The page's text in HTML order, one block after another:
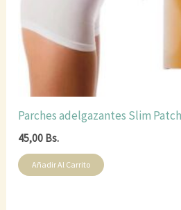
Parches adelgazantes Slim Patch
45,00 Bs.
Añadir Al Carrito